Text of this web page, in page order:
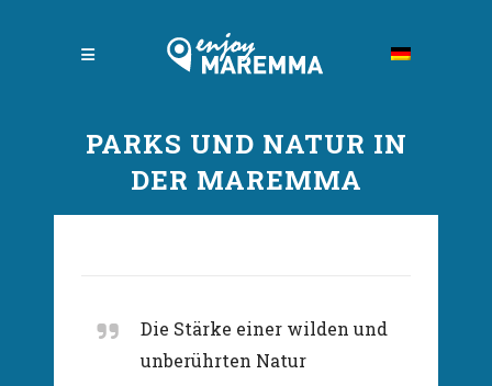
PARKS UND NATUR IN
DER MAREMMA
Die Stärke einer wilden und
unberührten Natur